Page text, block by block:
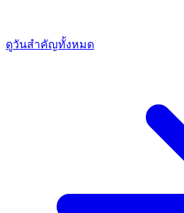
ดูวันสำคัญทั้งหมด